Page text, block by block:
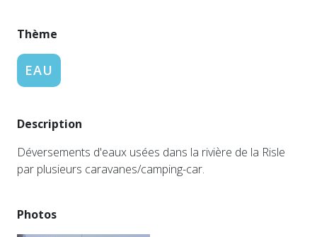
Thème
EAU
Description
Déversements d'eaux usées dans la rivière de la Risle
par plusieurs caravanes/camping-car.
Photos